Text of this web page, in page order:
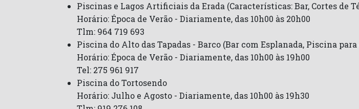
Piscinas e Lagos Artificiais da Erada (Características: Bar, Cortes de
Horário: Época de Verão - Diariamente, das 10h00 às 20h00
Tlm: 964 719 693
Piscina do Alto das Tapadas - Barco (Bar com Esplanada, Piscina
Horário: Época de Verão - Diariamente, das 10h00 às 19h00
Tel: 275 961 917
Piscina do Tortosendo
Horário: Julho e Agosto - Diariamente, das 10h00 às 19h30